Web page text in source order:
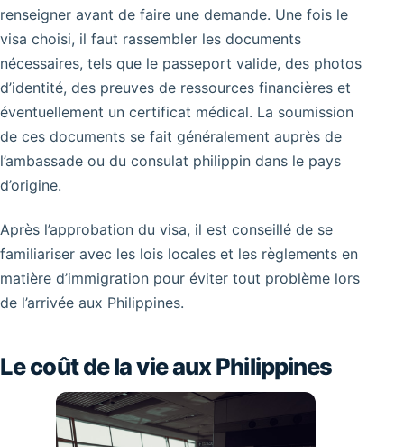
renseigner avant de faire une demande. Une fois le
visa choisi, il faut rassembler les documents
nécessaires, tels que le passeport valide, des photos
d’identité, des preuves de ressources financières et
éventuellement un certificat médical. La soumission
de ces documents se fait généralement auprès de
l’ambassade ou du consulat philippin dans le pays
d’origine.
Après l’approbation du visa, il est conseillé de se
familiariser avec les lois locales et les règlements en
matière d’immigration pour éviter tout problème lors
de l’arrivée aux Philippines.
Le coût de la vie aux Philippines